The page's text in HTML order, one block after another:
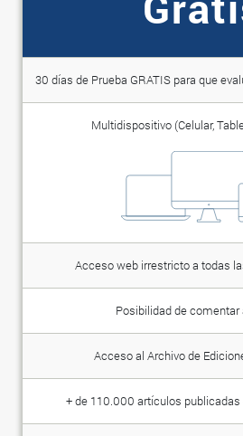
30 días de Prueba GRATIS para que
Multidispositivo (Celular,
Acceso web irrestricto a todas
Posibilidad de comentar
Acceso al Archivo de
+ de 110.000 artículos publicadas